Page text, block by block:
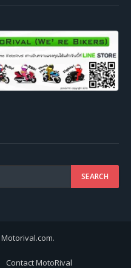
Motorival.com.
Contact MotoRival